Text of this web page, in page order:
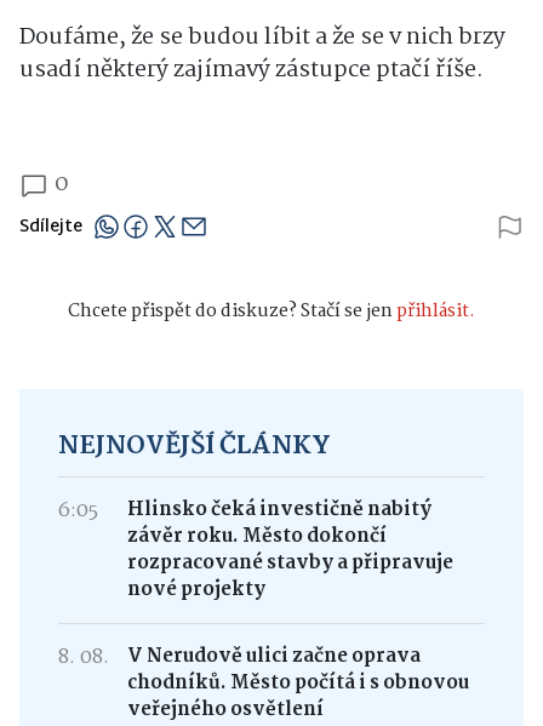
Doufáme, že se budou líbit a že se v nich brzy
usadí některý zajímavý zástupce ptačí říše.
0
Sdílejte
Chcete přispět do diskuze? Stačí se jenpřihlásit.
NEJNOVĚJŠÍ ČLÁNKY
6:05
Hlinsko čeká investičně nabitý
závěr roku. Město dokončí
rozpracované stavby a připravuje
nové projekty
8. 08.
V Nerudově ulici začne oprava
chodníků. Město počítá i s obnovou
veřejného osvětlení